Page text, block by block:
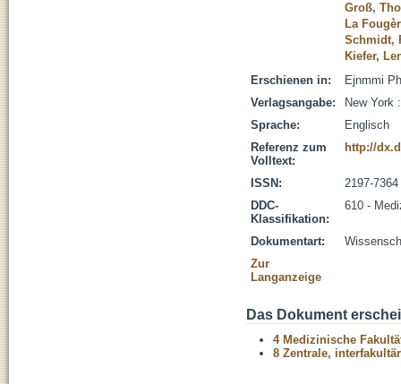
Groß,
La
Schmidt,
Kiefer,
Erschienen in:
Ejnmmi
Verlagsangabe:
New York
Sprache:
Englisch
Referenz zum
Volltext:
http://
ISSN:
2197-7364
DDC-
Klassifikation:
610 -
Dokumentart:
Zur
Langanzeige
Das Dokument
4 Medizinische
8 Zentrale,